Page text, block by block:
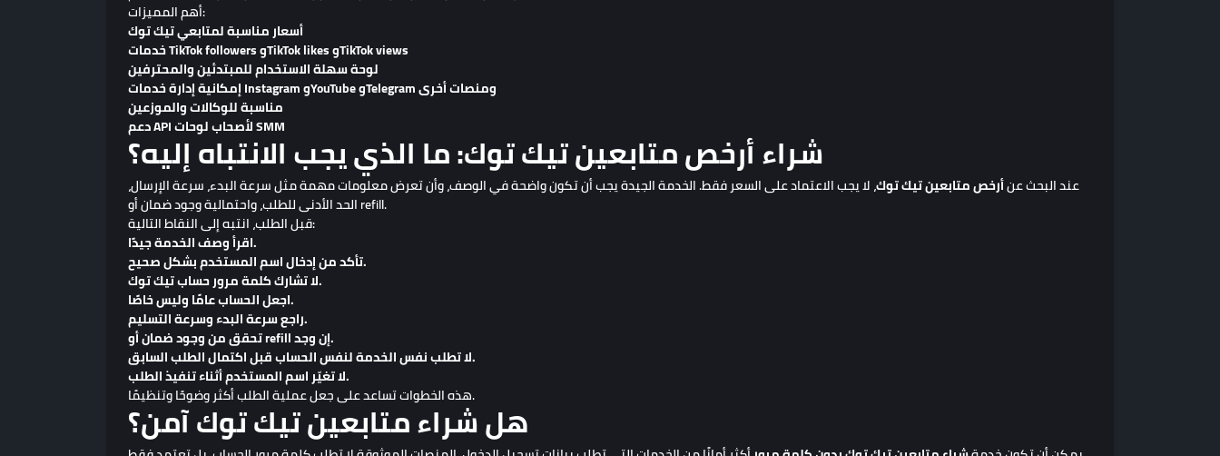
أهم المميزات:
أسعار مناسبة لمتابعي تيك توك
خدمات TikTok followers وTikTok likes وTikTok views
لوحة سهلة الاستخدام للمبتدئين والمحترفين
إمكانية إدارة خدمات Instagram وYouTube وTelegram ومنصات أخرى
مناسبة للوكالات والموزعين
دعم API لأصحاب لوحات SMM
شراء أرخص متابعين تيك توك: ما الذي يجب الانتباه إليه؟
عند البحث عنأرخص متابعين تيك توك، لا يجب الاعتماد على السعر فقط. الخدمة الجيدة يجب أن تكون واضحة في الوصف، وأن تعرض معلومات مهمة مثل سرعة البدء، سرعة الإرسال،
الحد الأدنى للطلب، واحتمالية وجود ضمان أو refill.
قبل الطلب، انتبه إلى النقاط التالية:
اقرأ وصف الخدمة جيدًا.
تأكد من إدخال اسم المستخدم بشكل صحيح.
لا تشارك كلمة مرور حساب تيك توك.
اجعل الحساب عامًا وليس خاصًا.
راجع سرعة البدء وسرعة التسليم.
تحقق من وجود ضمان أو refill إن وجد.
لا تطلب نفس الخدمة لنفس الحساب قبل اكتمال الطلب السابق.
لا تغيّر اسم المستخدم أثناء تنفيذ الطلب.
هذه الخطوات تساعد على جعل عملية الطلب أكثر وضوحًا وتنظيمًا.
هل شراء متابعين تيك توك آمن؟